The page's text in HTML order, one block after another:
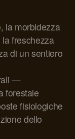
la morbidezza
freschezza
di un sentiero
—
forestale
fisiologiche
dello